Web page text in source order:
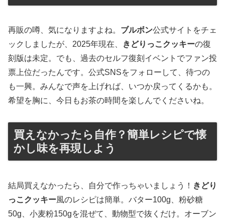
再販の噂、気になりますよね。 ブルボン公式サイトをチェ
ックしましたが、2025年現在、
きどりっこクッキーの復
刻版は未定。でも、過去のセルフ復刻イベントでファン投
票上位だったんです。公式SNSをフォローして、待つの
も一興。みんなで声を上げれば、いつか戻ってくるかも。
希望を胸に、今日もお茶の時間を楽しんでくださいね。
買えなかったら自作？簡単レシピで懐
かし味を再現しよう
結局買えなかったら、自分で作っちゃいましょう！ きどり
っこクッキー風のレシピは簡単。バター100g、粉砂糖
50g、小麦粉150gを混ぜて、動物型で抜くだけ。オーブン